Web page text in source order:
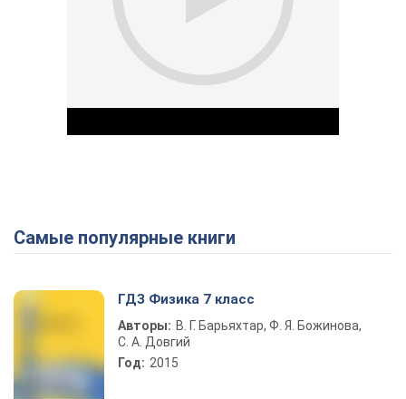
Play Video
Самые популярные книги
ГДЗ Физика 7 класс
Авторы: В. Г. Барьяхтар, Ф. Я. Божинова,
С. А. Довгий
Год: 2015